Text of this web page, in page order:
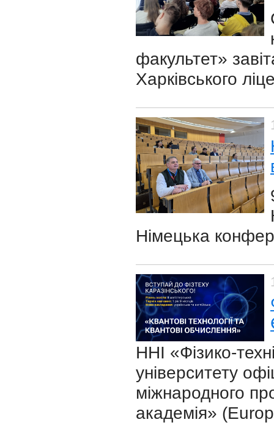
факультет»
Харківського
Німецька
ННІ «Фізико-
університету
міжнародного
академія»